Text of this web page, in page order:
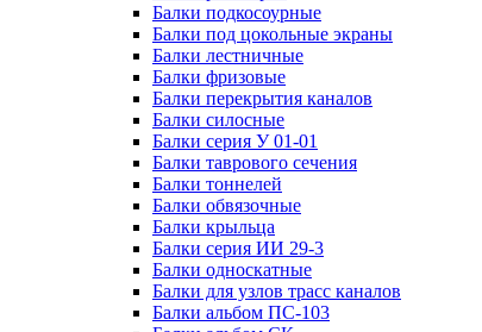
Балки подкосоурные
Балки под цокольные экраны
Балки лестничные
Балки фризовые
Балки перекрытия каналов
Балки силосные
Балки серия У 01-01
Балки таврового сечения
Балки тоннелей
Балки обвязочные
Балки крыльца
Балки серия ИИ 29-3
Балки односкатные
Балки для узлов трасс каналов
Балки альбом ПС-103